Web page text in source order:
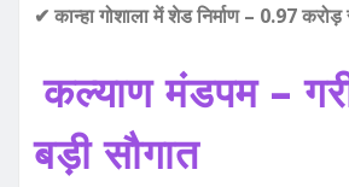
✔ कान्हा गोशाला में शेड निर्माण – 0.97
कल्याण मंडपम –
बड़ी सौगात